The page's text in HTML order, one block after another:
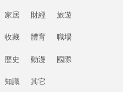
家居 財經 旅遊
收藏 體育 職場
歷史 動漫 國際
知識 其它